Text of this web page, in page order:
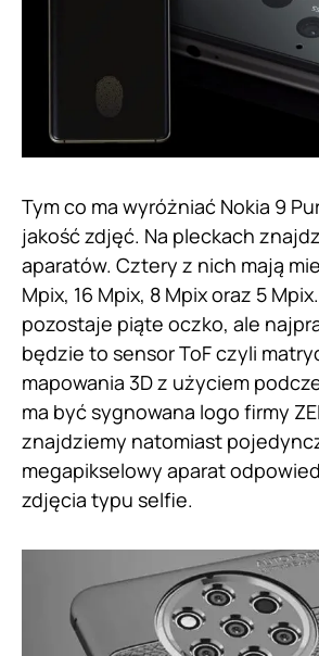
Tym co ma wyróżniać Nokia 9
jakość zdjęć. Na pleckach
aparatów. Cztery z nich mają
Mpix, 16 Mpix, 8 Mpix oraz 5
pozostaje piąte oczko, ale
będzie to sensor ToF czyli
mapowania 3D z użyciem
ma być sygnowana logo firmy
znajdziemy natomiast
megapikselowy aparat
zdjęcia typu selfie.